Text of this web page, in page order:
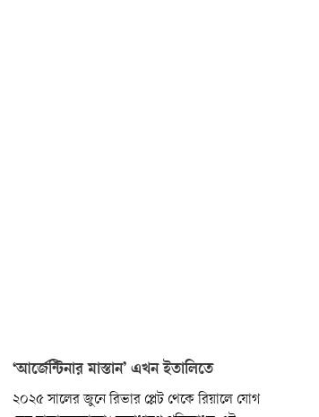
‘আর্জেন্টিনার মাস্তান’ এখন ইতালিতে
২০২৫ সালের জুনে রিভার প্লেট থেকে রিয়ালে যোগ